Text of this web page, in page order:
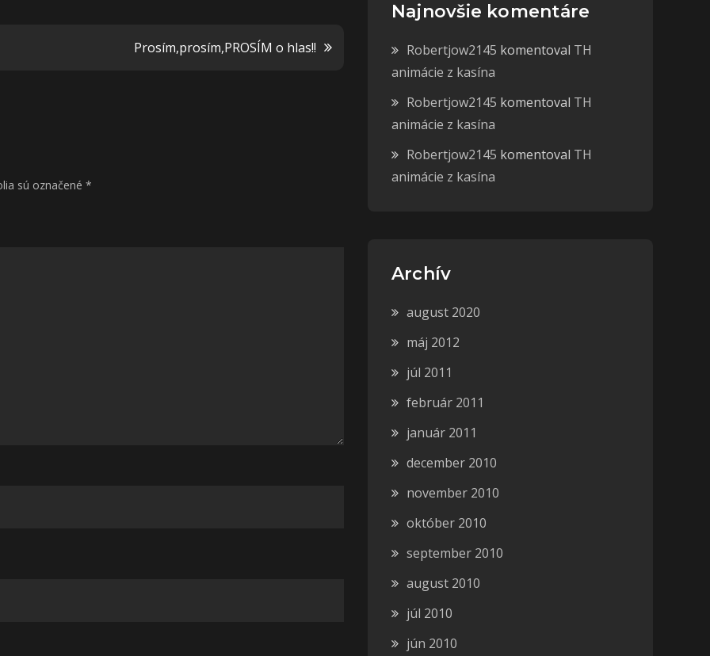
Prosím,prosím,PROSÍM o hlas!!
sú označené *
Najnovšie komentáre
Robertjow2145 komentoval TH
animácie z kasína
Robertjow2145 komentoval TH
animácie z kasína
Robertjow2145 komentoval TH
animácie z kasína
Archív
august 2020
máj 2012
júl 2011
február 2011
január 2011
december 2010
november 2010
október 2010
september 2010
august 2010
júl 2010
jún 2010